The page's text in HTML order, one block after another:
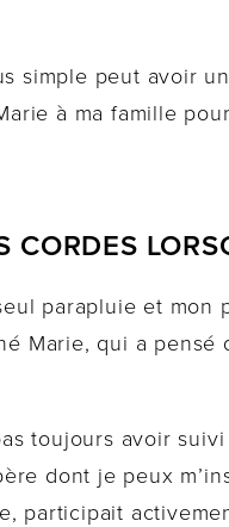
simple peut avoir
à ma famille
CORDES
parapluie et
Marie, qui a
toujours avoir
dont je peux
participait